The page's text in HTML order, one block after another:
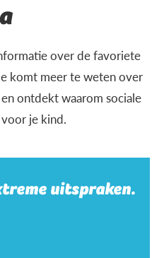
over de favoriete
komt meer te weten over
ontdekt waarom sociale
je kind.
uitspraken.